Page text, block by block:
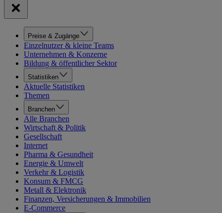
Preise & Zugänge
Einzelnutzer & kleine Teams
Unternehmen & Konzerne
Bildung & öffentlicher Sektor
Statistiken
Aktuelle Statistiken
Themen
Branchen
Alle Branchen
Wirtschaft & Politik
Gesellschaft
Internet
Pharma & Gesundheit
Energie & Umwelt
Verkehr & Logistik
Konsum & FMCG
Metall & Elektronik
Finanzen, Versicherungen & Immobilien
E-Commerce